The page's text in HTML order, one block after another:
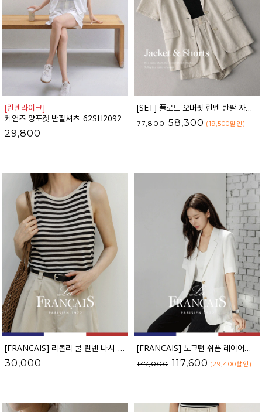
[린넨라이크]
케언즈 양포켓 반팔셔츠_62SH2092
29,800
[SET] 플로트 오버핏 린넨 반팔 자켓 + 밴딩팬츠
77,800 58,300 (19,500할인 )
[FRANCAIS] 리볼리 쿨 린넨 나시_F6H419KN
30,000
[FRANCAIS] 노크턴 쉬폰 레이어드 린넨 자켓_F6S391JK
147,000 117,600 (29,400할인 )